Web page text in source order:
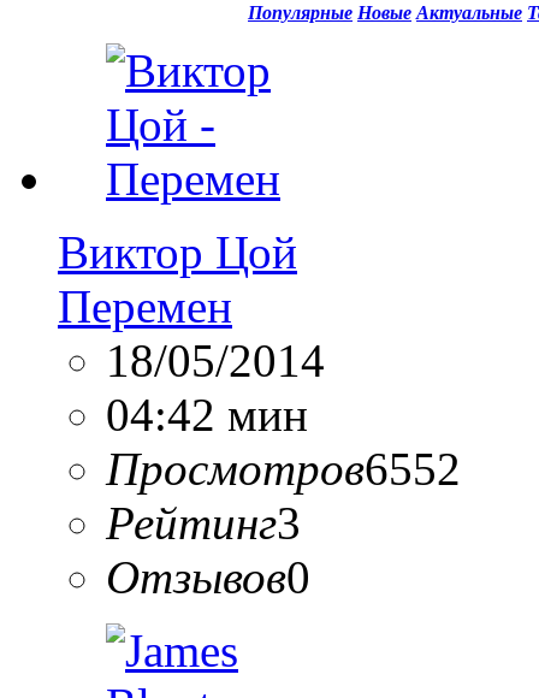
Популярные Новые Актуальные
Виктор Цой
Перемен
18/05/2014
04:42 мин
Просмотров6552
Рейтинг3
Отзывов0